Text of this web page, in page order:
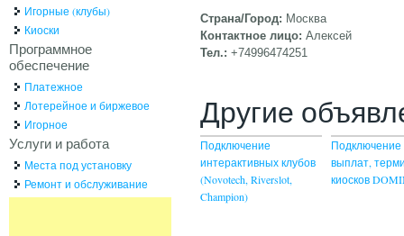
Страна/Город: Москва
Контактное лицо: Алексей
Тел.: +74996474251
Другие
Подключение
интерактивных клубов
(Novotech, Riverslot,
Champion)
Подключение
выплат,
киосков
Игорные (клубы)
Киоски
Программное
обеспечение
Платежное
Лотерейное и биржевое
Игорное
Услуги и работа
Места под установку
Ремонт и обслуживание